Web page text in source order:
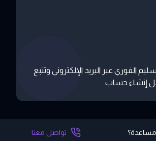
الفوري عبر البريد الإلكتروني وتتبع
إنشاء حساب
مساعدة؟ تواصل معنا